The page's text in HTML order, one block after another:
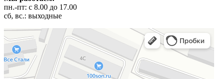
пн.-пт: с 8.00 до 17.00
сб, вс.: выходные